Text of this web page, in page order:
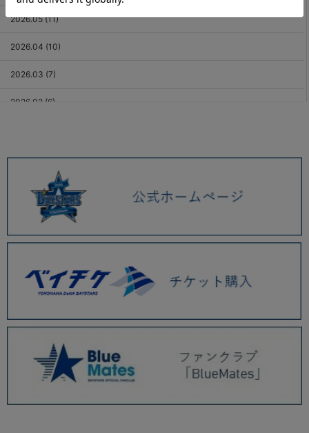
2026.05 (11)
2026.04 (10)
2026.03 (7)
2026.02 (6)
2025.12 (3)
2025.11 (6)
2025.10 (5)
2025.09 (5)
2025.08 (6)
2025.07 (6)
2025.05 (9)
2025.04 (9)
2025.03 (9)